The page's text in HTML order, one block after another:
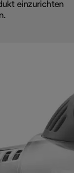
einzurichten